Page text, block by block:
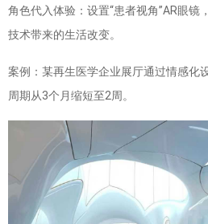
角色代入体验：设置“患者视角”AR眼镜
技术带来的生活改变。
案例：某再生医学企业展厅通过情感化
周期从3个月缩短至2周。